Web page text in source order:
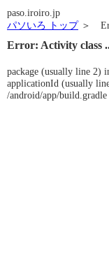
paso.iroiro.jp
パソいろ トップ＞
Error: Activity class
package (usually line 2)
applicationId (usually
/android/app/build.gradle